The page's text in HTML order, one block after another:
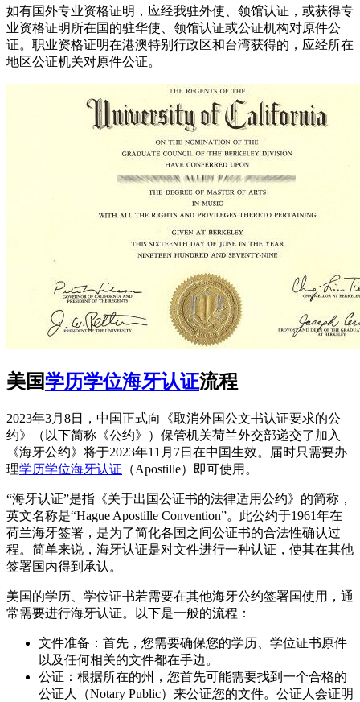
如有国外专业资格证明，应经我驻外使、领馆认证，或获得专
业资格证明所在国的驻华使、领馆认证或公证机构对原件公
证。职业资格证明在港澳特别行政区和台湾获得的，应经所在
地区公证机关对原件公证。
美国学历学位海牙认证流程
2023年3月8日，中国正式向《取消外国公文书认证要求的公
约》（以下简称《公约》）保管机关荷兰外交部递交了加入
《海牙公约》将于2023年11月7日在中国生效。届时只需要办
理学历学位海牙认证 （Apostille）即可使用。
“海牙认证”是指《关于出国公证书的法律适用公约》的简称，
英文名称是“Hague Apostille Convention”。此公约于1961年在
荷兰海牙签署，是为了简化各国之间公证书的合法性确认过
程。简单来说，海牙认证是对文件进行一种认证，使其在其他
签署国内得到承认。
美国的学历、学位证书若需要在其他海牙公约签署国使用，通
常需要进行海牙认证。以下是一般的流程：
文件准备：首先，您需要确保您的学历、学位证书原件
以及任何相关的文件都在手边。
公证：根据所在的州，您首先可能需要找到一个合格的
公证人（Notary Public）来公证您的文件。公证人会证明